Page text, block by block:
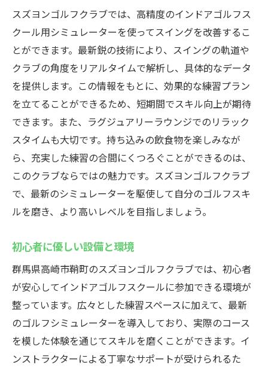
スズヨンゴルフクラブでは、高精度のインドアゴルフス
クール用シミュレーターを使ってスイングを改善するこ
とができます。最新鋭の技術により、スイングの軌道や
クラブの角度をリアルタイムで解析し、具体的なデータ
を提供します。この情報をもとに、効果的な練習プラン
を立てることができるため、短期間でスキル向上が期待
できます。また、ラグジュアリーラウンジでのリラック
スタイムも大切です。持ち込みの飲食物を楽しみなが
ら、充実した練習の合間にくつろぐことができるのは、
このクラブならではの魅力です。スズヨンゴルフクラブ
で、最新のシミュレーターを駆使して自分のゴルフスキ
ルを磨き、より高いレベルを目指しましょう。
初心者に優しい設備と環境
群馬県高崎市鞘町のスズヨンゴルフクラブでは、初心者
が安心してインドアゴルフスクールに参加できる環境が
整っています。広々とした練習スペースに加えて、最新
のゴルフシミュレーターを導入しており、実際のコース
を模した体験を通じてスキルを磨くことができます。イ
ンストラクターによる丁寧なサポートが受けられるた